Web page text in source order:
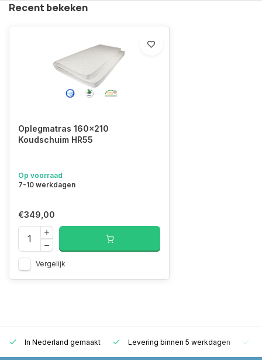
Recent bekeken
Oplegmatras 160x210
Koudschuim HR55
Op voorraad
7-10 werkdagen
€349,00
Vergelijk
In Nederland gemaakt Levering binnen 5 werkdagen